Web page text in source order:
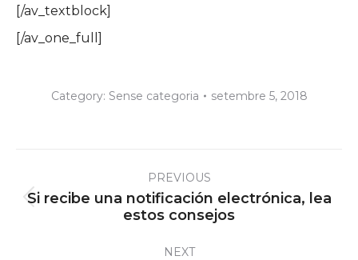
[/av_textblock]
[/av_one_full]
Category: Sense categoria setembre 5, 2018
navigationPREVIOUS
Previous
post:
Si recibe una notificación electrónica, lea
estos consejos
NEXT